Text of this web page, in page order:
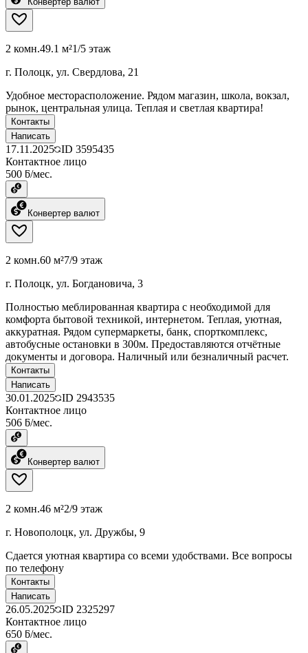
2 комн.49.1 м²1/5 этаж
г. Полоцк, ул. Свердлова, 21
Удобное месторасположение. Рядом магазин, школа, вокзал,
рынок, центральная улица. Теплая и светлая квартира!
Контакты
Написать
17.11.2025 ID 3595435
Контактное лицо
500 ƃ/мес.
Конвертер валют
2 комн.60 м²7/9 этаж
г. Полоцк, ул. Богдановича, 3
Полностью меблированная квартира c необходимой для
комфорта бытовой техникой, интернетом. Теплая, уютная,
аккуратная. Рядом супермаркеты, банк, спорткомплекс,
автобусные остановки в 300м. Предоставляются отчётные
документы и договора. Наличный или безналичный расчет.
Контакты
Написать
30.01.2025 ID 2943535
Контактное лицо
506 ƃ/мес.
Конвертер валют
2 комн.46 м²2/9 этаж
г. Новополоцк, ул. Дружбы, 9
Сдается уютная квартира со всеми удобствами. Все вопросы
по телефону
Контакты
Написать
26.05.2025 ID 2325297
Контактное лицо
650 ƃ/мес.